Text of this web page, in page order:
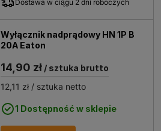
Dostawa w ciągu 2 dni roboczych
Wyłącznik nadprądowy HN 1P B
20A Eaton
14,90 zł / sztuka brutto
12,11 zł / sztuka netto
1 Dostępność w sklepie